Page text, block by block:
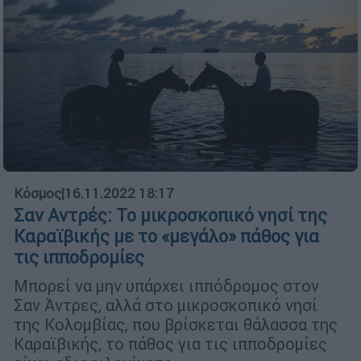
Κόσμος|16.11.2022 18:17
Σαν Αντρές: Το μικροσκοπικό νησί της
Καραϊβικής με το «μεγάλο» πάθος για
τις ιπποδρομίες
Μπορεί να μην υπάρχει ιππόδρομος στον
Σαν Άντρες, αλλά στο μικροσκοπικό νησί
της Κολομβίας, που βρίσκεται θάλασσα της
Καραϊβικής, το πάθος για τις ιπποδρομίες